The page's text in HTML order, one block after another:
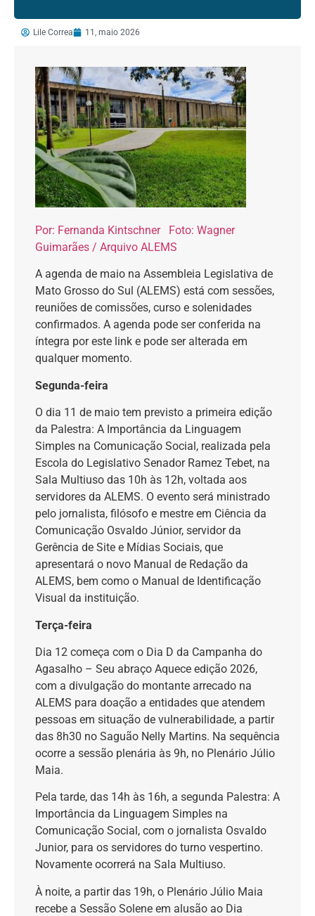
Lile Correa 11, maio 2026
Por: Fernanda Kintschner Foto: Wagner
Guimarães / Arquivo ALEMS
A agenda de maio na Assembleia Legislativa de
Mato Grosso do Sul (ALEMS) está com sessões,
reuniões de comissões, curso e solenidades
confirmados. A agenda pode ser conferida na
íntegra por este link e pode ser alterada em
qualquer momento.
Segunda-feira
O dia 11 de maio tem previsto a primeira edição
da Palestra: A Importância da Linguagem
Simples na Comunicação Social, realizada pela
Escola do Legislativo Senador Ramez Tebet, na
Sala Multiuso das 10h às 12h, voltada aos
servidores da ALEMS. O evento será ministrado
pelo jornalista, filósofo e mestre em Ciência da
Comunicação Osvaldo Júnior, servidor da
Gerência de Site e Mídias Sociais, que
apresentará o novo Manual de Redação da
ALEMS, bem como o Manual de Identificação
Visual da instituição.
Terça-feira
Dia 12 começa com o Dia D da Campanha do
Agasalho – Seu abraço Aquece edição 2026,
com a divulgação do montante arrecado na
ALEMS para doação a entidades que atendem
pessoas em situação de vulnerabilidade, a partir
das 8h30 no Saguão Nelly Martins. Na sequência
ocorre a sessão plenária às 9h, no Plenário Júlio
Maia.
Pela tarde, das 14h às 16h, a segunda Palestra: A
Importância da Linguagem Simples na
Comunicação Social, com o jornalista Osvaldo
Junior, para os servidores do turno vespertino.
Novamente ocorrerá na Sala Multiuso.
À noite, a partir das 19h, o Plenário Júlio Maia
recebe a Sessão Solene em alusão ao Dia